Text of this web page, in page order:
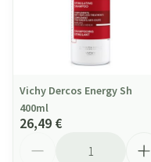
Vichy Dercos Energy Sh
400ml
26,49 €